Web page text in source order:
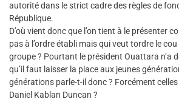
autorité dans le strict cadre des règles de
République.
D’où vient donc que l’on tient à le présenter
pas à l’ordre établi mais qui veut tordre le
groupe ? Pourtant le président Ouattara n’a
qu’il faut laisser la place aux jeunes
générations parle-t-il donc ? Forcément
Daniel Kablan Duncan ?